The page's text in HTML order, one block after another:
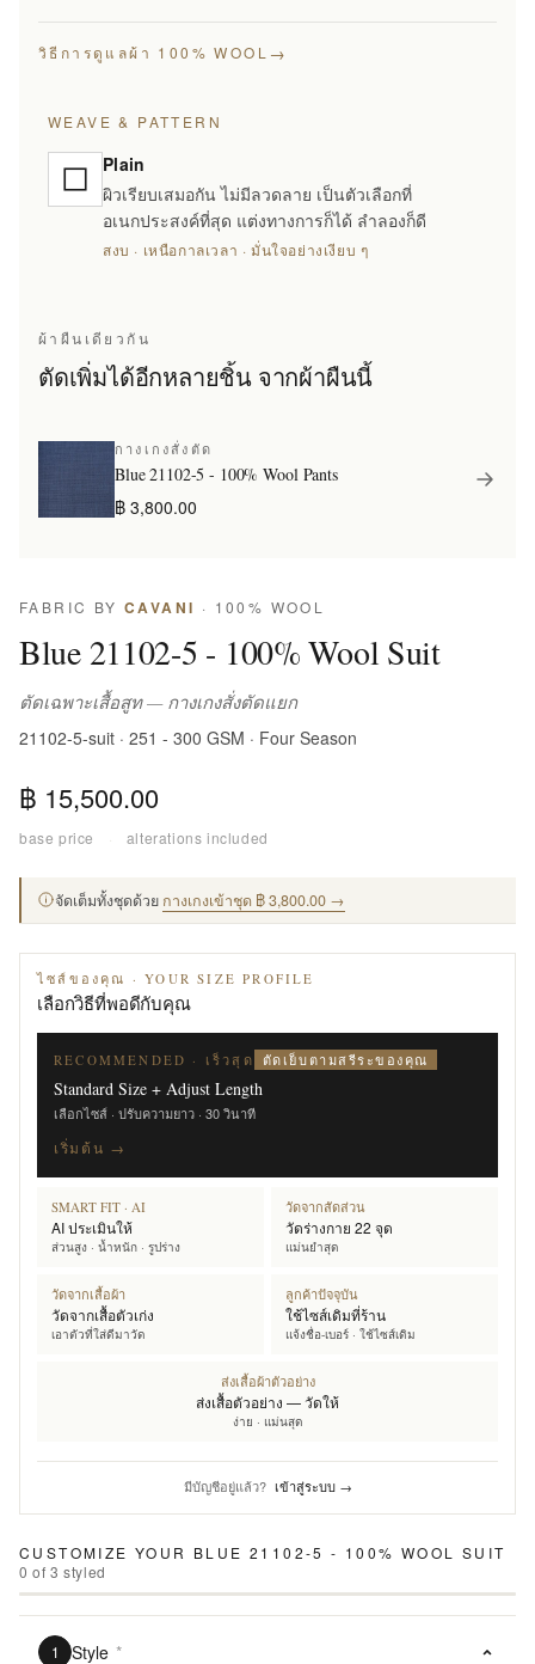
วิธีการดูแลผ้า 100% WOOL →
WEAVE & PATTERN
Plain
ผิวเรียบเสมอกัน ไม่มีลวดลาย เป็นตัวเลือกที่
อเนกประสงค์ที่สุด แต่งทางการก็ได้ ลำลองก็ดี
สงบ · เหนือกาลเวลา · มั่นใจอย่างเงียบ ๆ
ผ้าผืนเดียวกัน
ตัดเพิ่มได้อีกหลายชิ้น จากผ้าผืนนี้
กางเกงสั่งตัด
Blue 21102-5 - 100% Wool Pants
฿ 3,800.00
FABRIC BY CAVANI · 100% WOOL
Blue 21102-5 - 100% Wool Suit
ตัดเฉพาะเสื้อสูท — กางเกงสั่งตัดแยก
21102-5-suit · 251 - 300 GSM · Four Season
฿ 15,500.00
base price · alterations included
จัดเต็มทั้งชุดด้วย กางเกงเข้าชุด ฿ 3,800.00 →
ไซส์ของคุณ · YOUR SIZE PROFILE
เลือกวิธีที่พอดีกับคุณ
RECOMMENDED · เร็วสุด ตัดเย็บตามสรีระของคุณ
Standard Size + Adjust Length
เลือกไซส์ · ปรับความยาว · 30 วินาที
เริ่มต้น →
SMART FIT · AI
AI ประเมินให้
ส่วนสูง · น้ำหนัก · รูปร่าง
วัดจากสัดส่วน
วัดร่างกาย 22 จุด
แม่นยำสุด
วัดจากเสื้อผ้า
วัดจากเสื้อตัวเก่ง
เอาตัวที่ใส่ดีมาวัด
ลูกค้าปัจจุบัน
ใช้ไซส์เดิมที่ร้าน
แจ้งชื่อ-เบอร์ · ใช้ไซส์เดิม
ส่งเสื้อผ้าตัวอย่าง
ส่งเสื้อตัวอย่าง — วัดให้
ง่าย · แม่นสุด
มีบัญชีอยู่แล้ว? เข้าสู่ระบบ →
CUSTOMIZE YOUR BLUE 21102-5 - 100% WOOL SUIT
0 of3 styled
1 Style *